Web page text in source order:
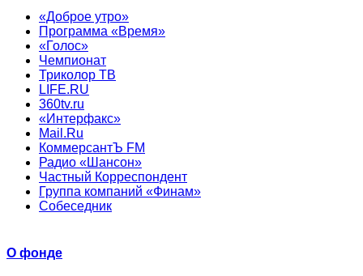
«Доброе утро»
Программа «Время»
«Голос»
Чемпионат
Триколор ТВ
LIFE.RU
360tv.ru
«Интерфакс»
Mail.Ru
КоммерсантЪ FM
Радио «Шансон»
Частный Корреспондент
Группа компаний «Финам»
Собеседник
О фонде